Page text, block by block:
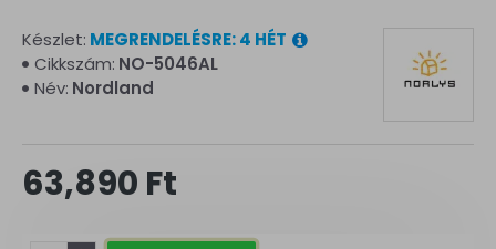
63,890 Ft
Készlet: MEGRENDELÉSRE: 4 HÉT
Cikkszám: NO-5046AL
Név: Nordland